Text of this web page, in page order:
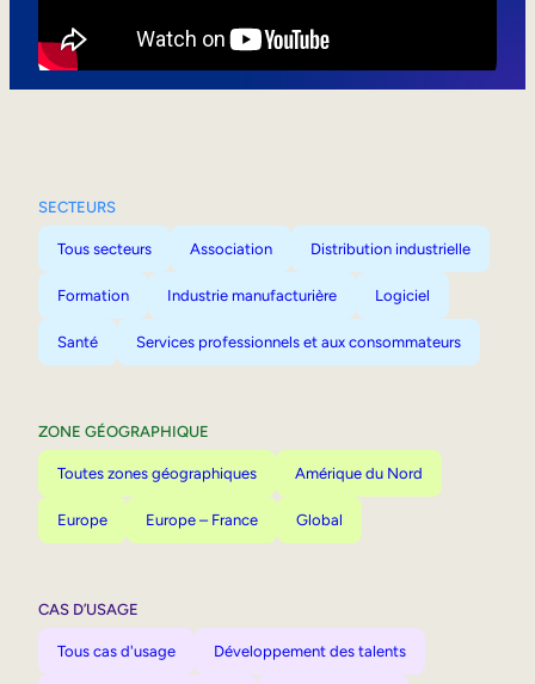
SECTEURS
Tous secteurs Association Distribution industrielle
Formation Industrie manufacturière Logiciel
Santé Services professionnels et aux consommateurs
ZONE GÉOGRAPHIQUE
Toutes zones géographiques Amérique du Nord
Europe Europe – France Global
CAS D’USAGE
Tous cas d'usage Développement des talents